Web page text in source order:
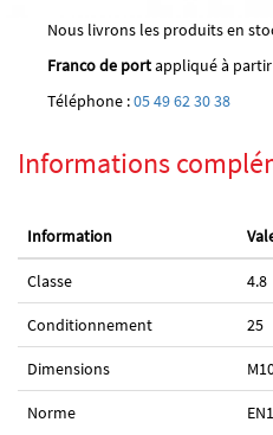
Nous livrons les produits en
Franco de portappliqué à partir
Téléphone :05 49 62 30 38
Informations
Information
Classe 4.8
Conditionnement 25
Dimensions
Norme